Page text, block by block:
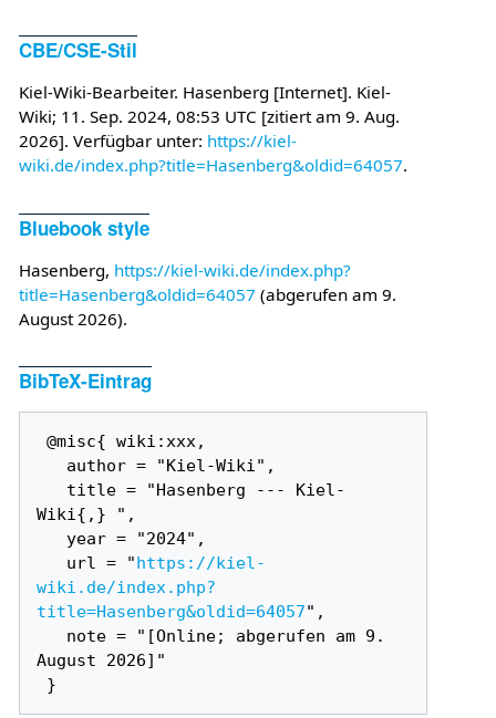
CBE/CSE-Stil
Kiel-Wiki-Bearbeiter. Hasenberg [Internet]. Kiel-
Wiki; 11. Sep. 2024, 08:53 UTC [zitiert am 9. Aug.
2026]. Verfügbar unter: https://kiel-
wiki.de/index.php?title=Hasenberg&oldid=64057.
Bluebook style
Hasenberg, https://kiel-wiki.de/index.php?
title=Hasenberg&oldid=64057 (abgerufen am 9.
August 2026).
BibTeX-Eintrag
@misc{ wiki:xxx,
Wiki{,} ",
   url = "
https://kiel-
wiki.de/index.php?
title=Hasenberg&oldid=64057",
August 2026]"